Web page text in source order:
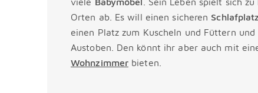
Orten ab. Es will einen sicheren Schlafplatz
einen Platz zum Kuscheln und Füttern
Austoben. Den könnt ihr aber auch mit
Wohnzimmer bieten.